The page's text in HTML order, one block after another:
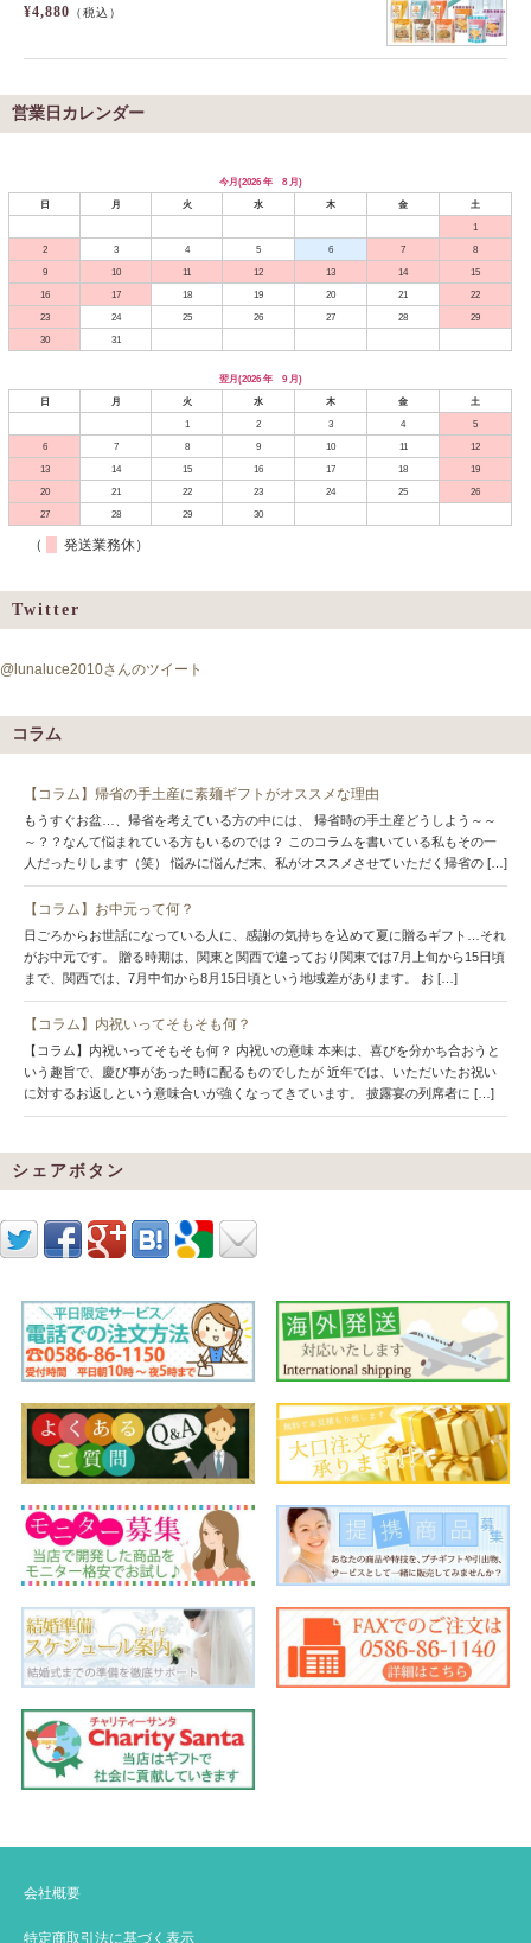
¥4,880 （税込）
営業日カレンダー
今月(2026 年 8 月)
日
月 火 水 木 金
土
1
2
3 4 5 6 7
8
9
10 11 12 13 14
15
16
17 18 19 20 21
22
23
24 25 26 27 28
29
30
31
翌月(2026 年 9 月)
日
月 火 水 木 金
土
1
2 3 4
5
6
7 8 9 10 11
12
13
14 15 16 17 18
19
20
21 22 23 24 25
26
27
28 29 30
（ 発送業務休）
Twitter
@lunaluce2010さんのツイート
コラム
【コラム】帰省の手土産に素麺ギフトがオススメな理由
もうすぐお盆…、帰省を考えている方の中には、 帰省時の手土産どうしよう～～
～？？なんて悩まれている方もいるのでは？ このコラムを書いている私もその一
人だったりします（笑） 悩みに悩んだ末、私がオススメさせていただく帰省の […]
【コラム】お中元って何？
日ごろからお世話になっている人に、感謝の気持ちを込めて夏に贈るギフト…それ
がお中元です。 贈る時期は、関東と関西で違っており関東では7月上旬から15日頃
まで、関西では、7月中旬から8月15日頃という地域差があります。 お […]
【コラム】内祝いってそもそも何？
【コラム】内祝いってそもそも何？ 内祝いの意味 本来は、喜びを分かち合おうと
いう趣旨で、慶び事があった時に配るものでしたが 近年では、いただいたお祝い
に対するお返しという意味合いが強くなってきています。 披露宴の列席者に […]
シェアボタン
会社概要
特定商取引法に基づく表示